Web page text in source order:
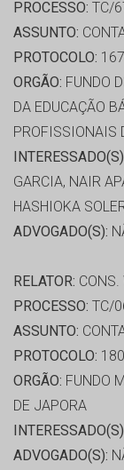
PROCESSO: TC/
ASSUNTO:
PROTOCOLO:
ORGÃO: FUNDO
DA EDUCAÇÃO
PROFISSIONAIS
GARCIA, NAIR
HASHIOKA
ADVOGADO(S):
RELATOR: CONS.
PROCESSO: TC/
ASSUNTO:
PROTOCOLO:
ORGÃO: FUNDO
DE JAPORA
ADVOGADO(S):